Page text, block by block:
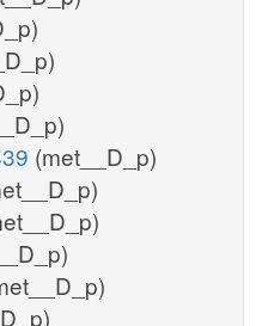
(met__D_p)